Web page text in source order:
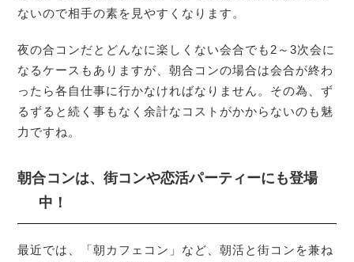
ないので相手の素を見やすくなります。
夜の合コンだとどんなに楽しくない会合でも2～3次会に
なるケースもありますが、朝合コンの場合は会合が終わ
ったら各自仕事に行かなければなりません。その為、ず
るずると続く事もなく余計なコストがかからないのも魅
力ですね。
朝合コンは、街コンや恋活パーティーにも登場
中！
最近では、「朝カフェコン」など、朝活と街コンを兼ね